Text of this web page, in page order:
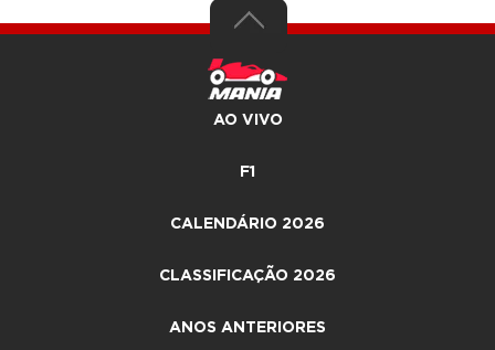
AO VIVO
F1
CALENDÁRIO 2026
CLASSIFICAÇÃO 2026
ANOS ANTERIORES